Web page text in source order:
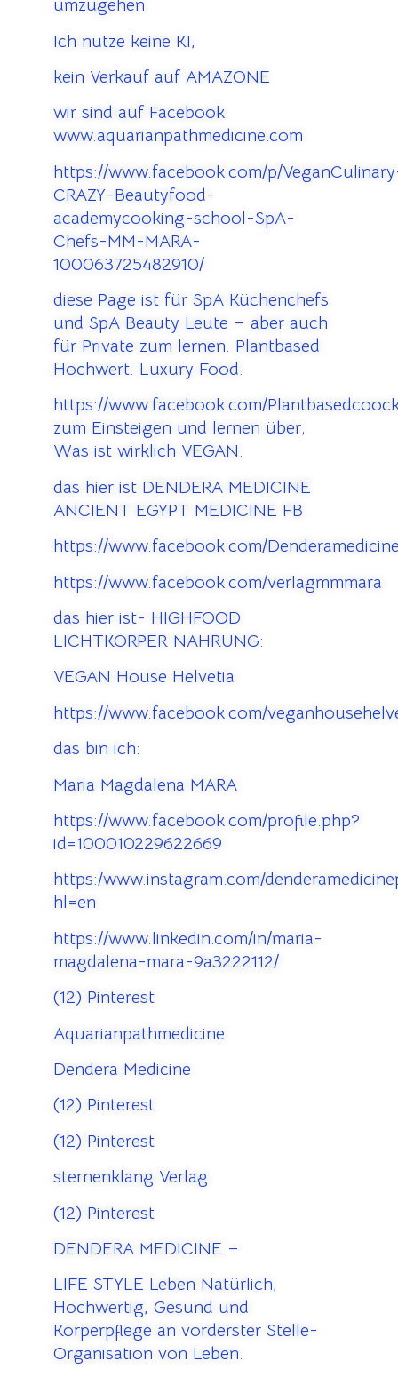
umzugehen.
Ich nutze keine KI,
kein Verkauf auf AMAZONE
wir sind auf Facebook:
www.aquarianpathmedicine.com
https://www.facebook.com/p/
CRAZY-Beautyfood-
academycooking-school-SpA-
Chefs-MM-MARA-
100063725482910/
diese Page ist für SpA Küchenchefs
und SpA Beauty Leute – aber auch
für Private zum lernen. Plantbased
Hochwert. Luxury Food.
https://www.facebook.com/
zum Einsteigen und lernen über;
Was ist wirklich VEGAN.
das hier ist DENDERA MEDICINE
ANCIENT EGYPT MEDICINE FB
https://www.facebook.com/
https://www.facebook.com/verlagmmmara
das hier ist- HIGHFOOD
LICHTKÖRPER NAHRUNG:
VEGAN House Helvetia
https://www.facebook.com/
das bin ich:
Maria Magdalena MARA
https://www.facebook.com/profile.php?
id=100010229622669
https:/www.instagram.com/
hl=en
https://www.linkedin.com/in/maria-
magdalena-mara-9a3222112/
(12) Pinterest
Aquarianpathmedicine
Dendera Medicine
(12) Pinterest
(12) Pinterest
sternenklang Verlag
(12) Pinterest
DENDERA MEDICINE –
LIFE STYLE Leben Natürlich,
Hochwertig, Gesund und
Körperpflege an vorderster Stelle-
Organisation von Leben.